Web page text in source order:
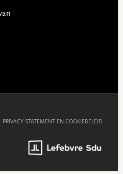
PRIVACY STATEMENT EN COOKIEBELEID